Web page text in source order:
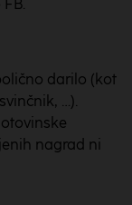
darilo (kot
…).
nagrad ni